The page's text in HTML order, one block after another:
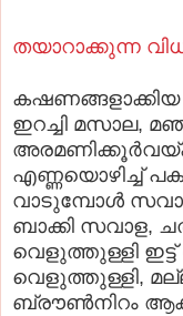
തയാറാക്കുന്ന
കഷണങ്ങളാക്കിയ
ഇറച്ചി മസാല,
എണ്ണയൊഴിച്ച്‌
വാടുമ്പോള്‍
ബാക്കി സവാള,
വെളുത്തുള്ളി
വെളുത്തുള്ളി,
ബ്രൗണ്‍നിറം